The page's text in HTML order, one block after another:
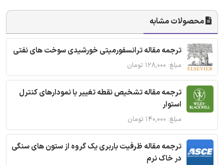
محصولات مشابه
ترجمه مقاله ترانسفورمیتی خورشیدی سوخت های نفتی
مبلغ: ۱۲۸,۰۰۰ تومان
ترجمه مقاله تشخیص نقطه تغییر با نمودارهای کنترل
استوار
مبلغ: ۱۴۰,۰۰۰ تومان
ترجمه مقاله ظرفیت باربری یک گروه از ستون های سنگی
در خاک نرم